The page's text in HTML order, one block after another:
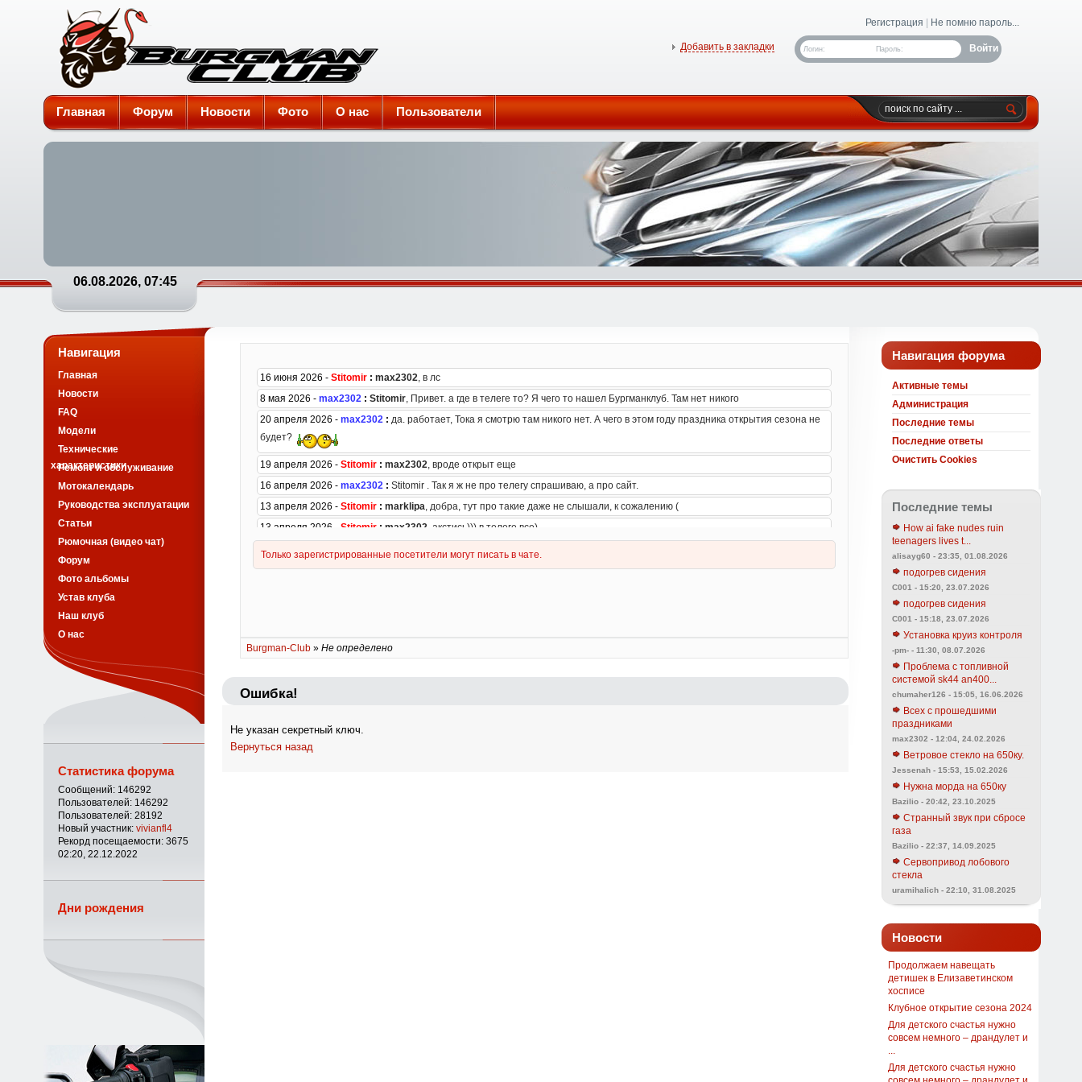
Burgman-Club
Регистрация Не помню пароль...
Логин: Пароль:
Добавить в закладки
Главная Форум Новости Фото О нас Пользователи
06.08.2026, 07:45
Burgman-Club» Не определено
Ошибка!
Не указан секретный ключ.
Вернуться назад
Навигация форума
Активные темы
Администрация
Последние темы
Последние ответы
Очистить Cookies
Последние темы
How ai fake nudes ruin
teenagers lives t...
alisayg60 - 23:35, 01.08.2026
подогрев сидения
C001 - 15:20, 23.07.2026
подогрев сидения
C001 - 15:18, 23.07.2026
Установка круиз контроля
-pm- - 11:30, 08.07.2026
Проблема с топливной
системой sk44 an400...
chumaher126 - 15:05, 16.06.2026
Всех с прошедшими
праздниками
max2302 - 12:04, 24.02.2026
Ветровое стекло на 650ку.
Jessenah - 15:53, 15.02.2026
Нужна морда на 650ку
Bazilio - 20:42, 23.10.2025
Странный звук при сбросе
газа
Bazilio - 22:37, 14.09.2025
Сервопривод лобового
стекла
uramihalich - 22:10, 31.08.2025
Новости
Продолжаем навещать
детишек в Елизаветинском
хосписе
Клубное открытие сезона 2024
Для детского счастья нужно
совсем немного – драндулет и
Для детского счастья нужно
Навигация
Главная
Новости
FAQ
Модели
Технические
характеристики
Ремонт и обслуживание
Мотокалендарь
Руководства эксплуатации
Статьи
Рюмочная (видео чат)
Форум
Фото альбомы
Устав клуба
Наш клуб
О нас
Статистика форума
Сообщений: 146292
Пользователей: 146292
Пользователей: 28192
Новый участник: vivianfl4
Рекорд посещаемости: 3675
02:20, 22.12.2022
Дни рождения